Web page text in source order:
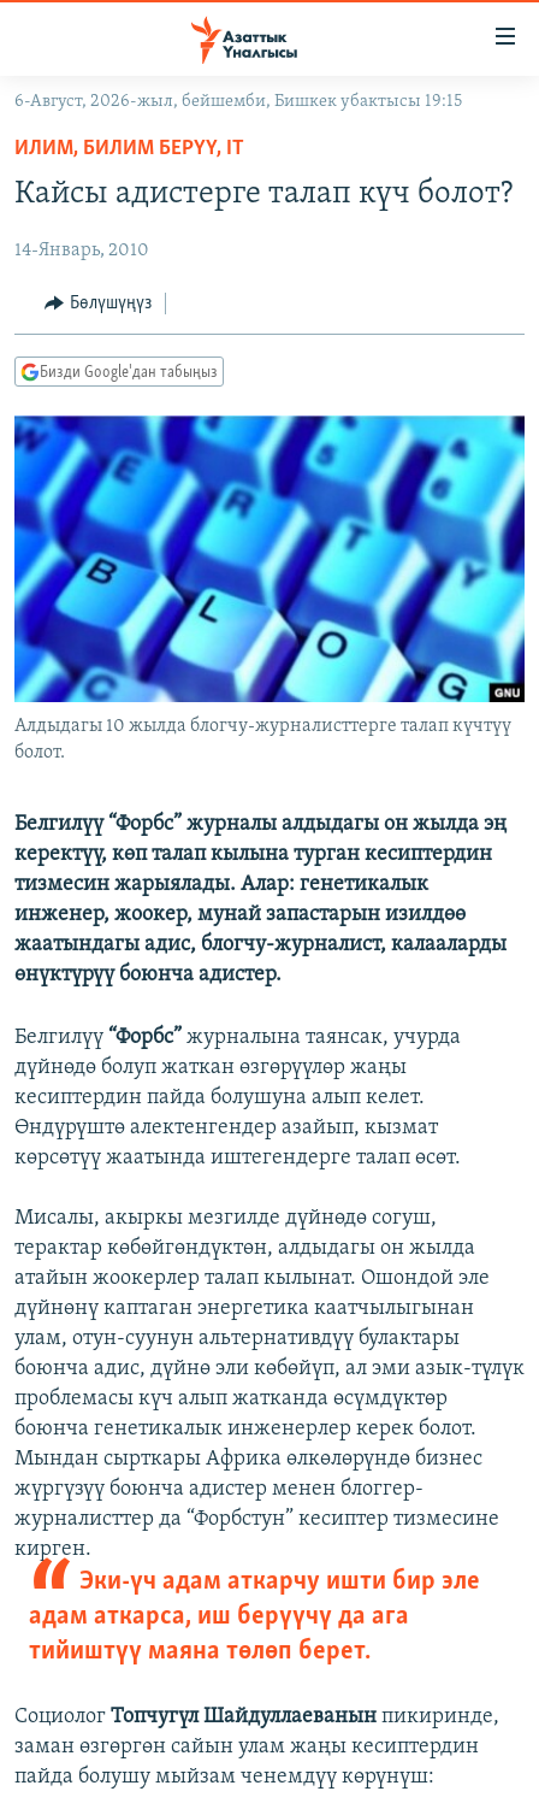
Навигацияга
өтүңүз
Издөөгө
салыңыз
САЯСАТ
ЭКОНОМИКА
ДҮЙНӨ
БОРБОР АЗИЯ
УКРАИНА
АТАЙЫН ИЛИКТӨӨ
БҮГҮН АЗАТТЫКТА
ЭКСПЕРТТЕР ТАЛДАЙТ
БИЗ ЖАНА ДҮЙНӨ
ДАНИСТЕ
ЭЖЕ-СИҢДИЛЕР
АЗАТТЫК+
ЫҢГАЙСЫЗ СУРООЛОР
ПОДКАСТ
ӨЗГӨЧӨ ПИКИР
Русский
ОНЛАЙН ШЕРИНЕ
ЭЕ/АРнун бардык сайттары
6-Август, 2026-жыл, бейшемби, Бишкек убактысы 19:15
ИЛИМ, БИЛИМ БЕРҮҮ, IT
Кайсы адистерге талап күч болот?
14-Январь, 2010
Бөлүшүңүз
Бизди Google'дан табыңыз
Алдыдагы 10 жылда блогчу-журналисттерге талап күчтүү
болот.
Белгилүү “Форбс” журналы алдыдагы он жылда эң
керектүү, көп талап кылына турган кесиптердин
тизмесин жарыялады. Алар: генетикалык
инженер, жоокер, мунай запастарын изилдөө
жаатындагы адис, блогчу-журналист, калааларды
өнүктүрүү боюнча адистер.
Белгилүү “Форбс” журналына таянсак, учурда
дүйнөдө болуп жаткан өзгөрүүлөр жаңы
кесиптердин пайда болушуна алып келет.
Өндүрүштө алектенгендер азайып, кызмат
көрсөтүү жаатында иштегендерге талап өсөт.
Мисалы, акыркы мезгилде дүйнөдө согуш,
терактар көбөйгөндүктөн, алдыдагы он жылда
атайын жоокерлер талап кылынат. Ошондой эле
дүйнөнү каптаган энергетика каатчылыгынан
улам, отун-суунун альтернативдүү булактары
боюнча адис, дүйнө эли көбөйүп, ал эми азык-түлүк
проблемасы күч алып жатканда өсүмдүктөр
боюнча генетикалык инженерлер керек болот.
Мындан сырткары Африка өлкөлөрүндө бизнес
жүргүзүү боюнча адистер менен блоггер-
журналисттер да “Форбстун” кесиптер тизмесине
кирген.
Эки-үч адам аткарчу ишти бир эле
адам аткарса, иш берүүчү да ага
тийиштүү маяна төлөп берет.
Социолог Топчугүл Шайдуллаеванын пикиринде,
заман өзгөргөн сайын улам жаңы кесиптердин
пайда болушу мыйзам ченемдүү көрүнүш: